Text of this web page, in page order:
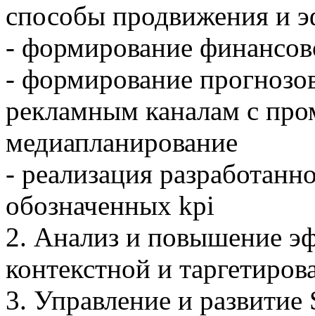
способы продвижения и
- формирование
- формирование
рекламным каналам с
медиапланирование
- реализация
обозначенных kpi
2. Анализ и повышение
контекстной и
3. Управление и